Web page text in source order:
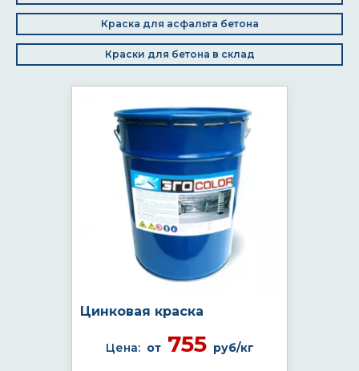
Краска для асфальта бетона
Краски для бетона в склад
Цинковая краска
Цена: от755 руб/кг